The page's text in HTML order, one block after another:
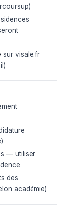
sur visale.fr
— utiliser
des
académie)